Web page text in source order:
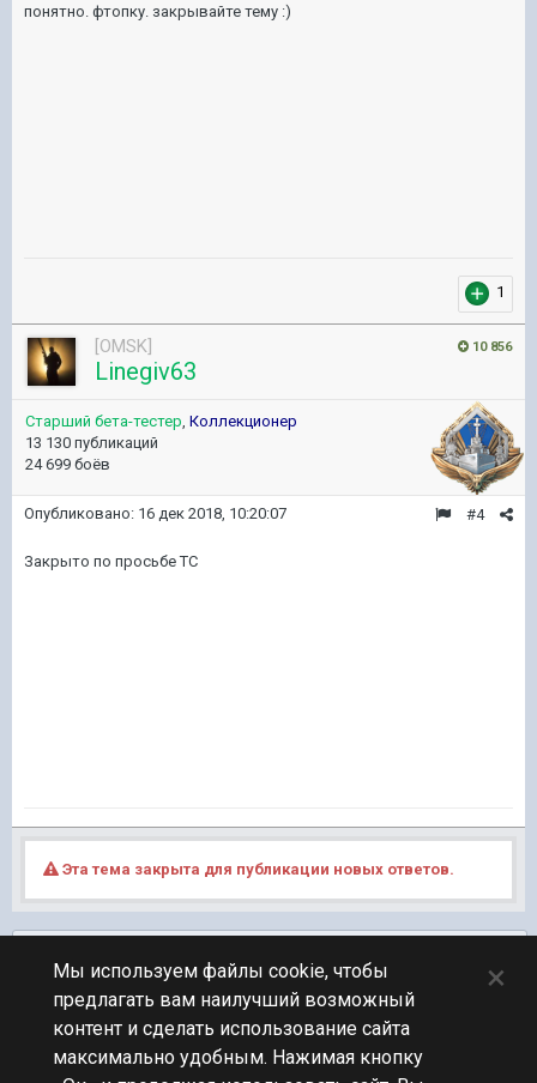
понятно. фтопку. закрывайте тему :)
1
10 856
[OMSK]
Linegiv63
Старший бета-тестер, Коллекционер
13 130 публикаций
24 699 боёв
#4
Опубликовано: 16 дек 2018, 10:20:07
Закрыто по просьбе ТС
Эта тема закрыта для публикации новых ответов.
ПЕРЕЙТИ К СПИСКУ ТЕМ
Флудилка
Мы используем файлы cookie, чтобы
предлагать вам наилучший возможный
контент и сделать использование сайта
максимально удобным. Нажимая кнопку
×